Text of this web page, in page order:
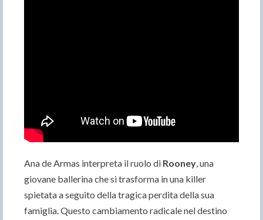
Ana de Armas interpreta il ruolo di Rooney, una
giovane ballerina che si trasforma in una killer
spietata a seguito della tragica perdita della sua
famiglia. Questo cambiamento radicale nel destino